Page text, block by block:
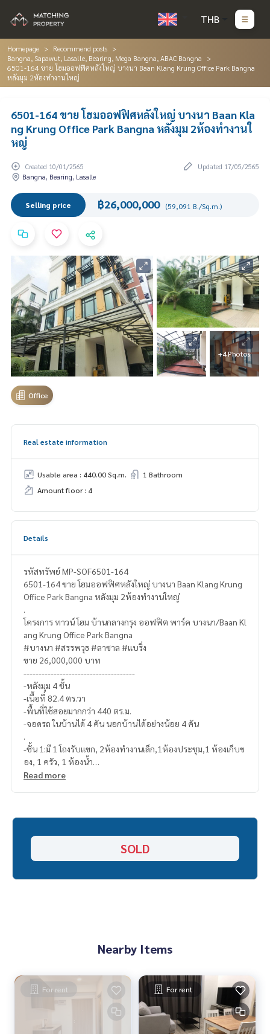
THB
Homepage
Recommend posts
Bangna, Sapawut, Lasalle, Bearing, Mega Bangna, ABAC Bangna
6501-164 ขาย โฮมออฟฟิศหลังใหญ่ บางนา Baan Klang Krung Office Park Bangna
หลังมุม 2ห้องทำงานใหญ่
6501-164 ขาย โฮมออฟฟิศหลังใหญ่ บางนา Baan Kla
ng Krung Office Park Bangna หลังมุม 2ห้องทำงานใ
หญ่
Created 10/01/2565
Updated 17/05/2565
Bangna, Bearing, Lasalle
Selling price ฿26,000,000 (59,091 B./Sq.m.)
+4 Photos
Office
Real estate information
Usable area : 440.00 Sq.m.
1 Bathroom
Amount floor : 4
Details
รหัสทรัพย์ MP-SOF6501-164
6501-164 ขาย โฮมออฟฟิศหลังใหญ่ บางนา Baan Klang Krung
Office Park Bangna หลังมุม 2ห้องทำงานใหญ่
โครงการ ทาวน์ โฮม บ้านกลางกรุง ออฟฟิต พาร์ค บางนา/Baan Kl
ang Krung Office Park Bangna
#บางนา #สรรพวุธ #ลาซาล #แบริ่ง
ขาย 26,000,000 บาท
-------------------------------------
-หลังมุม 4 ชั้น
-เนื้อที่ 82.4 ตร.วา
-พื้นที่ใช้สอยมากกว่า 440 ตร.ม.
-จอดรถ ในบ้านได้ 4 คัน นอกบ้านได้อย่างน้อย 4 คัน
-ชั้น 1:มี 1 โถงรับแขก, 2ห้องทำงานเล็ก,1ห้องประชุม,1 ห้องเก็บข
อง, 1 ครัว, 1 ห้องน้ำ
-ชั้น 4:มี 2 ห้องทำงานใหญ่ (หรือห้องนอน), 2 ห้องน้ำ, 1 pantry
รับฝากซื้อ ขาย เช่า ที่ดิน บ้าน ทาวเฮ้าส์ ทาวโฮม คอนโด อพาร์ทเม
นท์ โรงแรม รีสอร์ท กับทีมงานอสังหาฯมืออาชีพ ที่ทำงานกันเป็นร
ะบบเครือข่าย และใช้เทคโนโลยีล่าสุดในการทำการตลาดเพื่อหาลู
Read more
SOLD
Nearby Items
For rent For rent